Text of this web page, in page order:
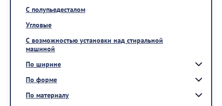
С полупьедесталом
Угловые
С возможностью установки над стиральной
машиной
По ширине
По форме
По материалу